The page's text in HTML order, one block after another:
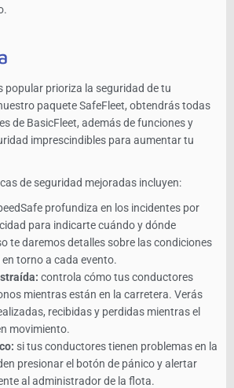
popular prioriza la seguridad de tu
paquete SafeFleet, obtendrás todas
de BasicFleet, además de funciones y
imprescindibles para aumentar tu
de seguridad mejoradas incluyen:
profundiza en los incidentes por
para indicarte cuándo y dónde
te daremos detalles sobre las condiciones
torno a cada evento.
controla cómo tus conductores
mientras están en la carretera. Verás
recibidas y perdidas mientras el
movimiento.
si tus conductores tienen problemas en la
presionar el botón de pánico y alertar
al administrador de la flota.